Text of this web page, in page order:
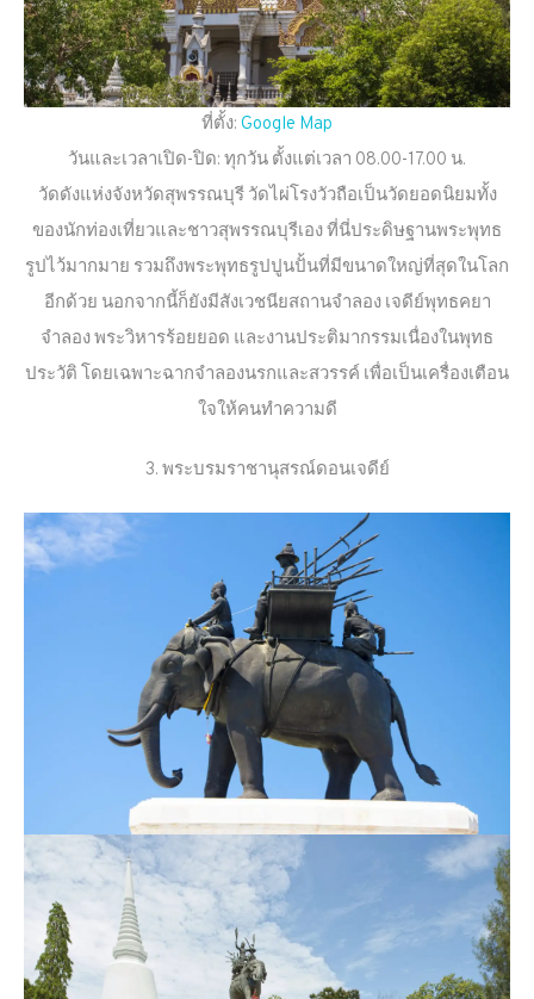
ที่ตั้ง: Google Map
วันและเวลาเปิด-ปิด: ทุกวัน ตั้งแต่เวลา 08.00-17.00 น.
วัดดังแห่งจังหวัดสุพรรณบุรี วัดไผ่โรงวัวถือเป็นวัดยอดนิยมทั้ง
ของนักท่องเที่ยวและชาวสุพรรณบุรีเอง ที่นี่ประดิษฐานพระพุทธ
รูปไว้มากมาย รวมถึงพระพุทธรูปปูนปั้นที่มีขนาดใหญ่ที่สุดในโลก
อีกด้วย นอกจากนี้ก็ยังมีสังเวชนียสถานจำลอง เจดีย์พุทธคยา
จำลอง พระวิหารร้อยยอด และงานประติมากรรมเนื่องในพุทธ
ประวัติ โดยเฉพาะฉากจำลองนรกและสวรรค์ เพื่อเป็นเครื่องเตือน
ใจให้คนทำความดี
3. พระบรมราชานุสรณ์ดอนเจดีย์